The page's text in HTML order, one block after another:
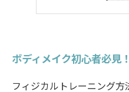
ボディメイク初心者必見！
フィジカルトレーニング